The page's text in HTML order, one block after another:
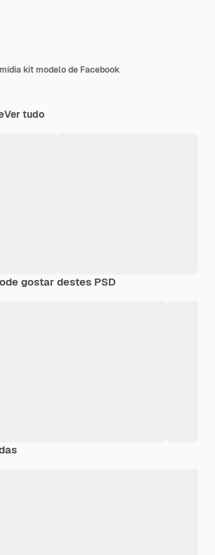
kit modelo de Facebook
Ver tudo
gostar destes PSD